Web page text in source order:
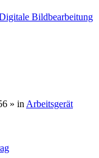
Bildbearbeitung
» in Arbeitsgerät